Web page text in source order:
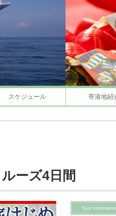
スケジュール 寄港地紹
ーズ4日間
Tour